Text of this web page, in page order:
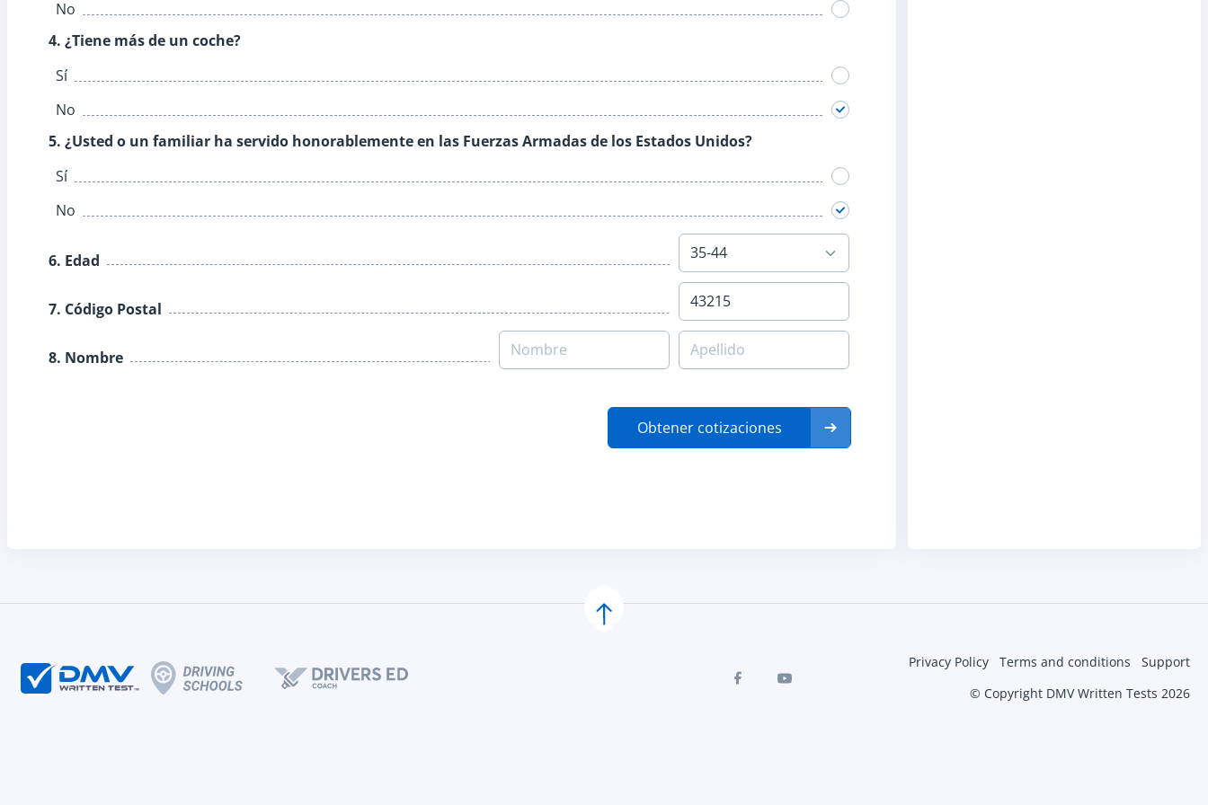
No
4. ¿Tiene más de un coche?
Sí
No
5. ¿Usted o un familiar ha servido honorablemente en las Fuerzas Armadas de los Estados Unidos?
Sí
No
6. Edad
7. Código Postal
8. Nombre
Obtener cotizaciones
Privacy Policy Terms and conditions
Support
© Copyright DMV Written Tests 2026